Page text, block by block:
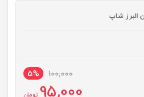
البرز شاپ
100,000
5%
95,000 تومان